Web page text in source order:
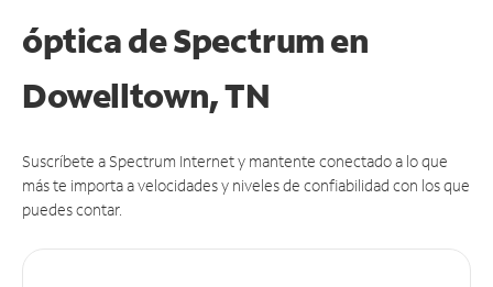
óptica de Spectrum en
Dowelltown, TN
Suscríbete a Spectrum Internet y mantente conectado a lo que
más te importa a velocidades y niveles de confiabilidad con los que
puedes contar.